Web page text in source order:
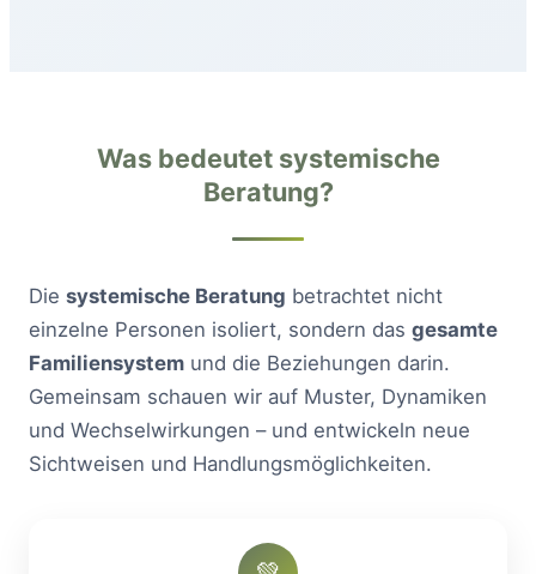
Was bedeutet systemische
Beratung?
Die systemische Beratung betrachtet nicht
einzelne Personen isoliert, sondern das gesamte
Familiensystem und die Beziehungen darin.
Gemeinsam schauen wir auf Muster, Dynamiken
und Wechselwirkungen – und entwickeln neue
Sichtweisen und Handlungsmöglichkeiten.